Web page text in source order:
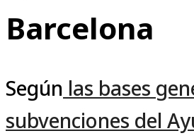
Barcelona
Según las bases
subvenciones del